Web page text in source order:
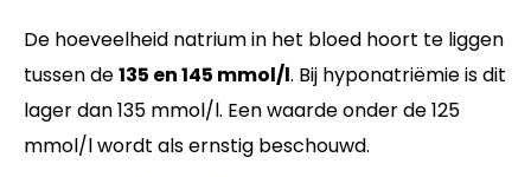
De hoeveelheid natrium in het bloed hoort te liggen
tussen de135 en 145 mmol/l. Bij hyponatriëmie is dit
lager dan 135 mmol/l. Een waarde onder de 125
mmol/l wordt als ernstig beschouwd.